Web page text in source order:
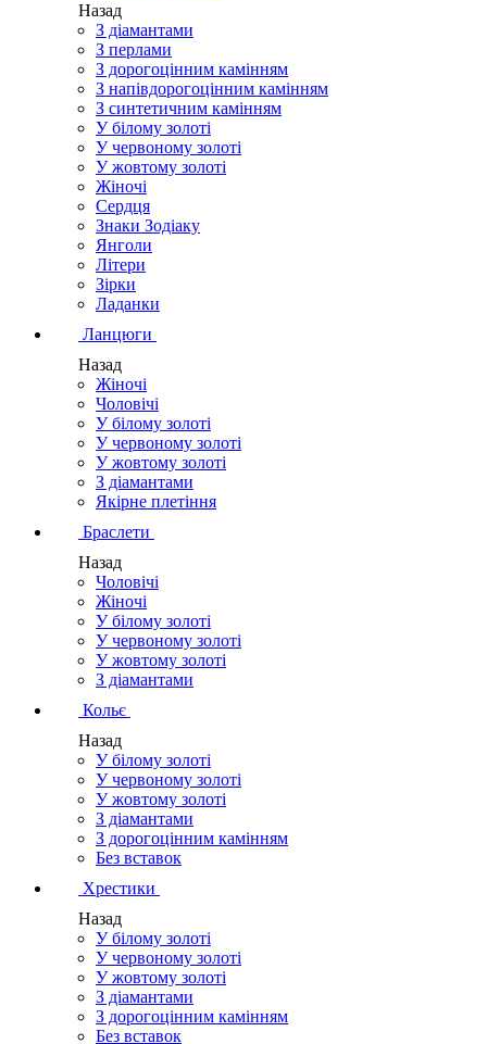
Назад
З діамантами
З перлами
З дорогоцінним камінням
З напівдорогоцінним камінням
З синтетичним камінням
У білому золоті
У червоному золоті
У жовтому золоті
Жіночі
Сердця
Знаки Зодіаку
Янголи
Літери
Зірки
Ладанки
Ланцюги
Назад
Жіночі
Чоловічі
У білому золоті
У червоному золоті
У жовтому золоті
З діамантами
Якірне плетіння
Браслети
Назад
Чоловічі
Жіночі
У білому золоті
У червоному золоті
У жовтому золоті
З діамантами
Кольє
Назад
У білому золоті
У червоному золоті
У жовтому золоті
З діамантами
З дорогоцінним камінням
Без вставок
Хрестики
Назад
У білому золоті
У червоному золоті
У жовтому золоті
З діамантами
З дорогоцінним камінням
Без вставок